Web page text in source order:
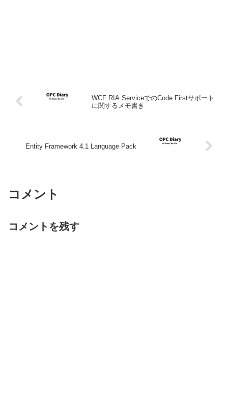
WCF RIA ServiceでのCode Firstサポート
に関するメモ書き
Entity Framework 4.1 Language Pack
コメント
コメントを残す